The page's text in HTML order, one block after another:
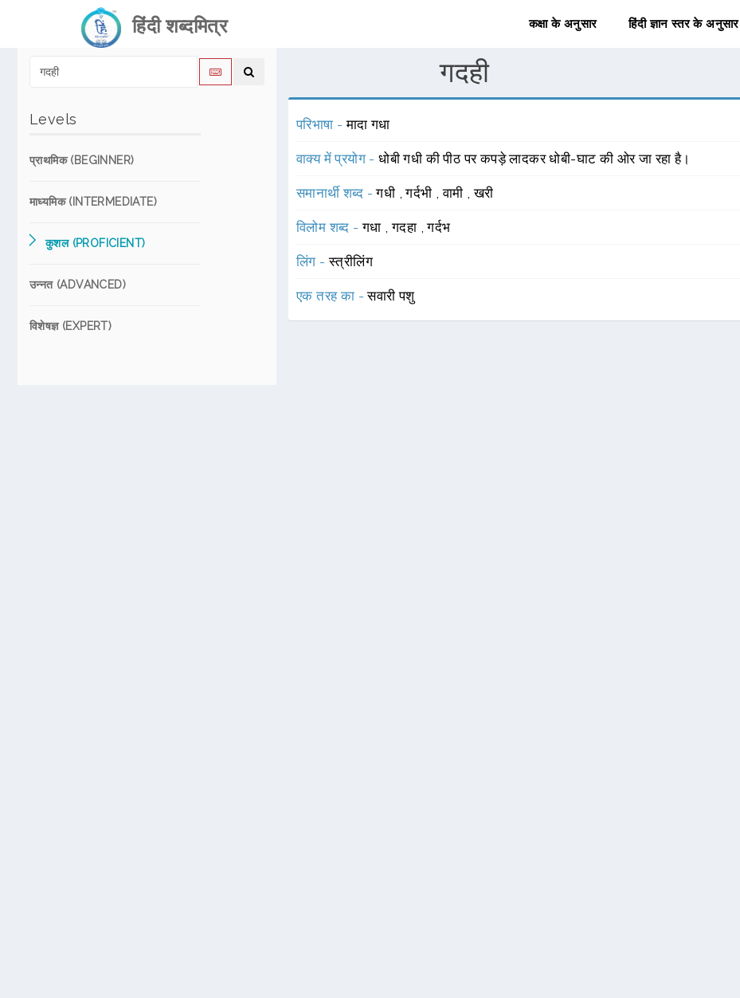
हिंदी शब्दमित्र कक्षा के अनुसार हिंदी ज्ञान स्तर के अनुसार
Levels
प्राथमिक (BEGINNER)
माध्यमिक (INTERMEDIATE)
कुशल (PROFICIENT)
उन्नत (ADVANCED)
विशेषज्ञ (EXPERT)
गदही
परिभाषा -मादा गधा
वाक्य में प्रयोग -धोबी गधी की पीठ पर कपड़े लादकर धोबी-घाट की ओर जा रहा है।
समानार्थी शब्द -गधी ,गर्दभी ,वामी ,खरी
विलोम शब्द -गधा ,गदहा ,गर्दभ
लिंग -स्त्रीलिंग
एक तरह का -सवारी पशु